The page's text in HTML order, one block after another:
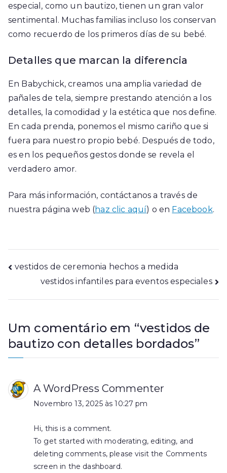
especial, como un bautizo, tienen un gran valor
sentimental. Muchas familias incluso los conservan
como recuerdo de los primeros días de su bebé.
Detalles que marcan la diferencia
En Babychick, creamos una amplia variedad de
pañales de tela, siempre prestando atención a los
detalles, la comodidad y la estética que nos define.
En cada prenda, ponemos el mismo cariño que si
fuera para nuestro propio bebé. Después de todo,
es en los pequeños gestos donde se revela el
verdadero amor.
Para más información, contáctanos a través de
nuestra página web (haz clic aquí) o en Facebook.
Navegação
vestidos de ceremonia hechos a medida
vestidos infantiles para eventos especiales
Um comentário em “vestidos de
bautizo con detalles bordados”
A WordPress Commenter
Novembro 13, 2025 às 10:27 pm
Hi, this is a comment.
To get started with moderating, editing, and
deleting comments, please visit the Comments
screen in the dashboard.